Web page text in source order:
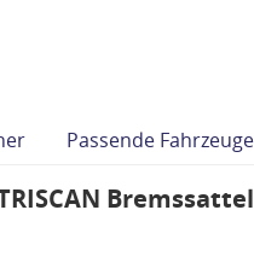
Passende Fahrzeuge